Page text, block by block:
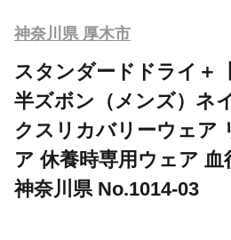
神奈川県 厚木市
スタンダードドライ＋
半ズボン（メンズ）ネ
クスリカバリーウェア
ア 休養時専用ウェア 血
神奈川県 No.1014-03